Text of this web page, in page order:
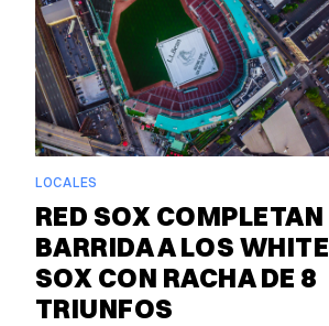
LOCALES
RED SOX COMPLETAN
BARRIDA A LOS WHITE
SOX CON RACHA DE 8
TRIUNFOS